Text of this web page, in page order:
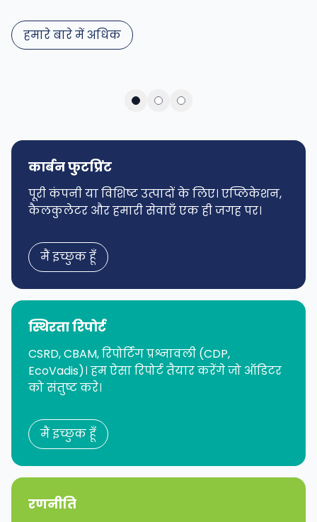
हमारे बारे में अधिक
अपना कार्बन फुटप्रिंट तुरंत और मुफ्त में जानें!
अब गणना करें
कार्बन फुटप्रिंट
पूरी कंपनी या विशिष्ट उत्पादों के लिए। एप्लिकेशन,
कैलकुलेटर और हमारी सेवाएँ एक ही जगह पर।
मैं इच्छुक हूँ
स्थिरता रिपोर्ट
CSRD, CBAM, रिपोर्टिंग प्रश्नावली (CDP,
EcoVadis)। हम ऐसा रिपोर्ट तैयार करेंगे जो ऑडिटर
को संतुष्ट करे।
मैं इच्छुक हूँ
रणनीति